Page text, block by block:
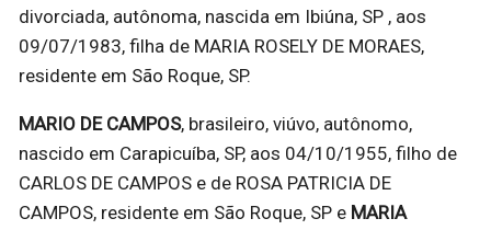
divorciada, autônoma, nascida em Ibiúna, SP , aos
09/07/1983, filha de MARIA ROSELY DE MORAES,
residente em São Roque, SP.
MARIO DE CAMPOS, brasileiro, viúvo, autônomo,
nascido em Carapicuíba, SP, aos 04/10/1955, filho de
CARLOS DE CAMPOS e de ROSA PATRICIA DE
CAMPOS, residente em São Roque, SP e MARIA